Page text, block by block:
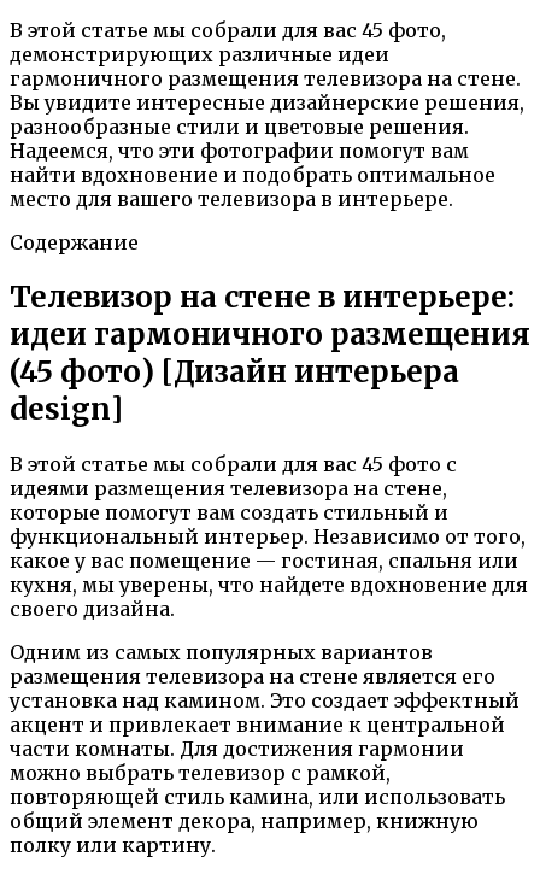
В этой статье мы собрали для вас 45 фото,
демонстрирующих различные идеи
гармоничного размещения телевизора на стене.
Вы увидите интересные дизайнерские решения,
разнообразные стили и цветовые решения.
Надеемся, что эти фотографии помогут вам
найти вдохновение и подобрать оптимальное
место для вашего телевизора в интерьере.
Содержание
Телевизор на стене в интерьере:
идеи гармоничного размещения
(45 фото) [Дизайн интерьера
design]
В этой статье мы собрали для вас 45 фото с
идеями размещения телевизора на стене,
которые помогут вам создать стильный и
функциональный интерьер. Независимо от того,
какое у вас помещение — гостиная, спальня или
кухня, мы уверены, что найдете вдохновение для
своего дизайна.
Одним из самых популярных вариантов
размещения телевизора на стене является его
установка над камином. Это создает эффектный
акцент и привлекает внимание к центральной
части комнаты. Для достижения гармонии
можно выбрать телевизор с рамкой,
повторяющей стиль камина, или использовать
общий элемент декора, например, книжную
полку или картину.